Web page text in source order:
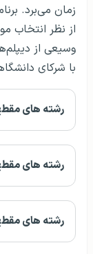
زمان می‌برد.
از نظر انتخاب
وسیعی از
با شرکای
رشته های
رشته‌ های
رشته های